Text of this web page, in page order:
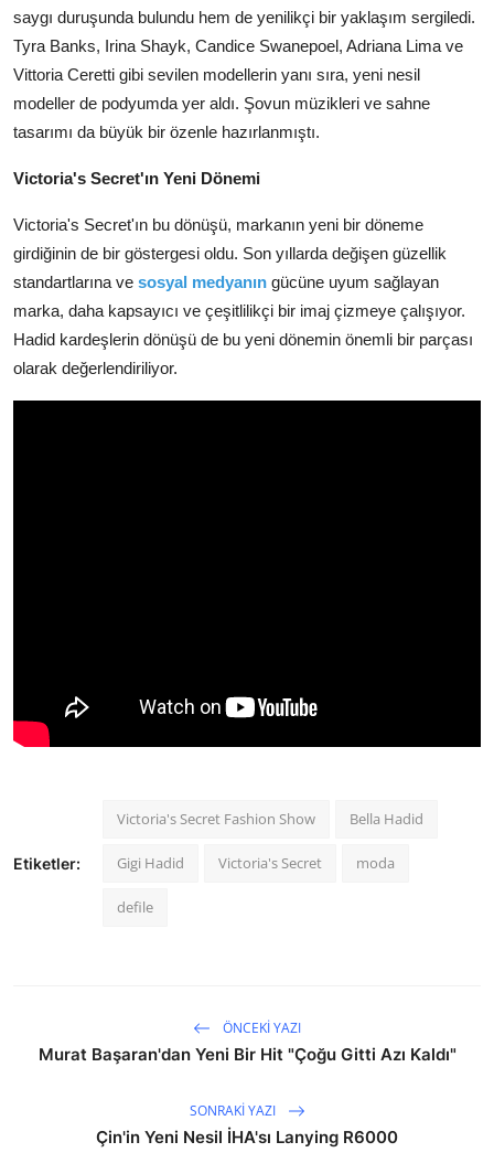
saygı duruşunda bulundu hem de yenilikçi bir yaklaşım sergiledi.
Tyra Banks, Irina Shayk, Candice Swanepoel, Adriana Lima ve
Vittoria Ceretti gibi sevilen modellerin yanı sıra, yeni nesil
modeller de podyumda yer aldı. Şovun müzikleri ve sahne
tasarımı da büyük bir özenle hazırlanmıştı.
Victoria's Secret'ın Yeni Dönemi
Victoria's Secret'ın bu dönüşü, markanın yeni bir döneme
girdiğinin de bir göstergesi oldu. Son yıllarda değişen güzellik
standartlarına ve sosyal medyanın gücüne uyum sağlayan
marka, daha kapsayıcı ve çeşitlilikçi bir imaj çizmeye çalışıyor.
Hadid kardeşlerin dönüşü de bu yeni dönemin önemli bir parçası
olarak değerlendiriliyor.
Etiketler:
Victoria's Secret Fashion Show Bella Hadid
Gigi Hadid Victoria's Secret moda
defile
ÖNCEKI YAZI
Murat Başaran'dan Yeni Bir Hit "Çoğu Gitti Azı Kaldı"
SONRAKI YAZI
Çin'in Yeni Nesil İHA'sı Lanying R6000